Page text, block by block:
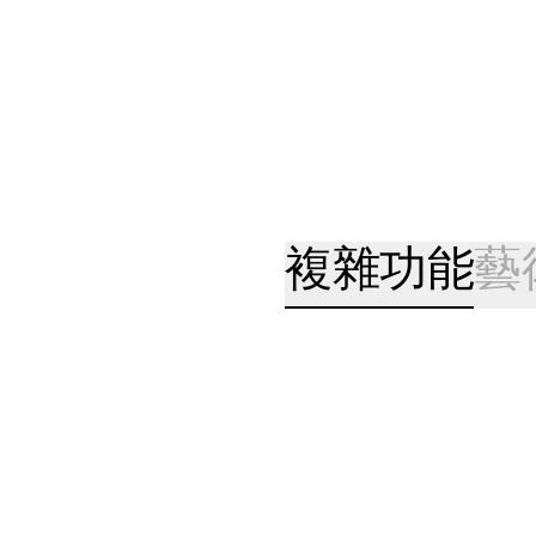
複雜功能